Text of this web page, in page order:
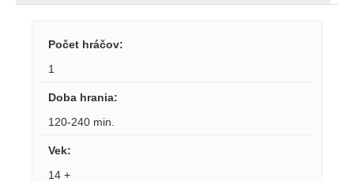
Počet hráčov:
1
Doba hrania:
120-240 min.
Vek:
14 +